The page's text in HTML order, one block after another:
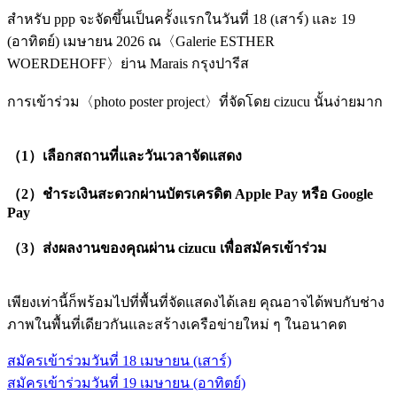
สำหรับ ppp จะจัดขึ้นเป็นครั้งแรกในวันที่ 18 (เสาร์) และ 19
(อาทิตย์) เมษายน 2026 ณ〈Galerie ESTHER
WOERDEHOFF〉ย่าน Marais กรุงปารีส
การเข้าร่วม〈photo poster project〉ที่จัดโดย cizucu นั้นง่ายมาก
（1）เลือกสถานที่และวันเวลาจัดแสดง
（2）ชำระเงินสะดวกผ่านบัตรเครดิต Apple Pay หรือ Google
Pay
（3）ส่งผลงานของคุณผ่าน cizucu เพื่อสมัครเข้าร่วม
เพียงเท่านี้ก็พร้อมไปที่พื้นที่จัดแสดงได้เลย คุณอาจได้พบกับช่าง
ภาพในพื้นที่เดียวกันและสร้างเครือข่ายใหม่ ๆ ในอนาคต
สมัครเข้าร่วมวันที่ 18 เมษายน (เสาร์)
สมัครเข้าร่วมวันที่ 19 เมษายน (อาทิตย์)